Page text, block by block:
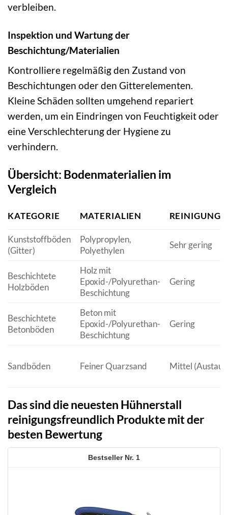
verbleiben.
Inspektion und Wartung der
Beschichtung/Materialien
Kontrolliere regelmäßig den Zustand von
Beschichtungen oder den Gitterelementen.
Kleine Schäden sollten umgehend repariert
werden, um ein Eindringen von Feuchtigkeit oder
eine Verschlechterung der Hygiene zu
verhindern.
Übersicht: Bodenmaterialien im
Vergleich
KATEGORIE MATERIALIEN
Kunststoffböden
(Gitter)
Polypropylen,
Polyethylen
Sehr gering
Beschichtete
Holzböden
Holz mit
Epoxid-/Polyurethan-
Beschichtung
Gering
Beschichtete
Betonböden
Beton mit
Epoxid-/Polyurethan-
Beschichtung
Gering
Sandböden Feiner Quarzsand Mittel
Das sind die neuesten Hühnerstall
reinigungsfreundlich Produkte mit der
besten Bewertung
1